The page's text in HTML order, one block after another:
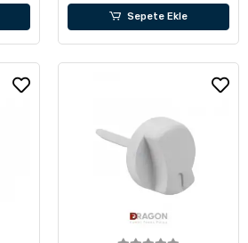
Sepete Ekle